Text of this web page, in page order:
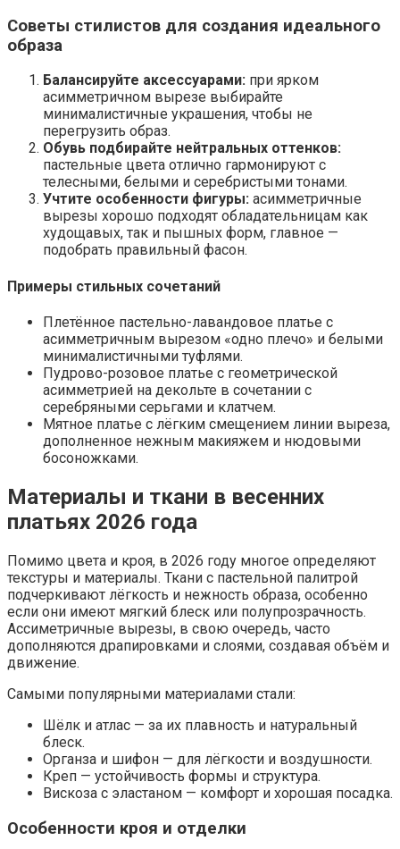
Советы стилистов для создания идеального
образа
Балансируйте аксессуарами: при ярком
асимметричном вырезе выбирайте
минималистичные украшения, чтобы не
перегрузить образ.
Обувь подбирайте нейтральных оттенков:
пастельные цвета отлично гармонируют с
телесными, белыми и серебристыми тонами.
Учтите особенности фигуры: асимметричные
вырезы хорошо подходят обладательницам как
худощавых, так и пышных форм, главное —
подобрать правильный фасон.
Примеры стильных сочетаний
Плетённое пастельно-лавандовое платье с
асимметричным вырезом «одно плечо» и белыми
минималистичными туфлями.
Пудрово-розовое платье с геометрической
асимметрией на декольте в сочетании с
серебряными серьгами и клатчем.
Мятное платье с лёгким смещением линии выреза,
дополненное нежным макияжем и нюдовыми
босоножками.
Материалы и ткани в весенних
платьях 2026 года
Помимо цвета и кроя, в 2026 году многое определяют
текстуры и материалы. Ткани с пастельной палитрой
подчеркивают лёгкость и нежность образа, особенно
если они имеют мягкий блеск или полупрозрачность.
Ассиметричные вырезы, в свою очередь, часто
дополняются драпировками и слоями, создавая объём и
движение.
Самыми популярными материалами стали:
Шёлк и атлас — за их плавность и натуральный
блеск.
Органза и шифон — для лёгкости и воздушности.
Креп — устойчивость формы и структура.
Вискоза с эластаном — комфорт и хорошая посадка.
Особенности кроя и отделки